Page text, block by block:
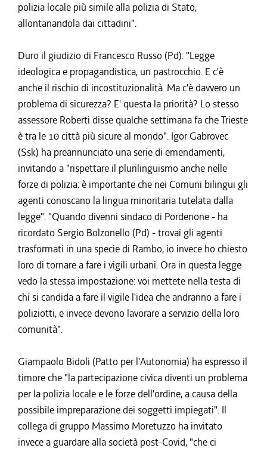
polizia locale più simile alla polizia di Stato,
allontanandola dai cittadini".
Duro il giudizio di Francesco Russo (Pd): "Legge
ideologica e propagandistica, un pastrocchio. E c'è
anche il rischio di incostituzionalità. Ma c'è davvero un
problema di sicurezza? E' questa la priorità? Lo stesso
assessore Roberti disse qualche settimana fa che Trieste
è tra le 10 città più sicure al mondo". Igor Gabrovec
(Ssk) ha preannunciato una serie di emendamenti,
invitando a "rispettare il plurilinguismo anche nelle
forze di polizia: è importante che nei Comuni bilingui gli
agenti conoscano la lingua minoritaria tutelata dalla
legge". "Quando divenni sindaco di Pordenone - ha
ricordato Sergio Bolzonello (Pd) - trovai gli agenti
trasformati in una specie di Rambo, io invece ho chiesto
loro di tornare a fare i vigili urbani. Ora in questa legge
vedo la stessa impostazione: voi mettete nella testa di
chi si candida a fare il vigile l'idea che andranno a fare i
poliziotti, e invece devono lavorare a servizio della loro
comunità".
Giampaolo Bidoli (Patto per l'Autonomia) ha espresso il
timore che "la partecipazione civica diventi un problema
per la polizia locale e le forze dell'ordine, a causa della
possibile impreparazione dei soggetti impiegati". Il
collega di gruppo Massimo Moretuzzo ha invitato
invece a guardare alla società post-Covid, "che ci